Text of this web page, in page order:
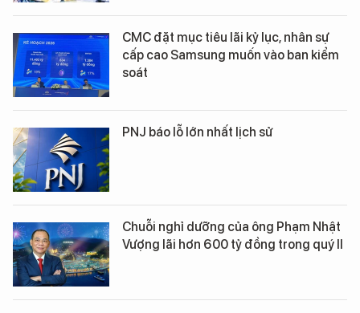
CMC đặt mục tiêu lãi kỷ lục, nhân sự
cấp cao Samsung muốn vào ban kiểm
soát
PNJ báo lỗ lớn nhất lịch sử
Chuỗi nghỉ dưỡng của ông Phạm Nhật
Vượng lãi hơn 600 tỷ đồng trong quý II